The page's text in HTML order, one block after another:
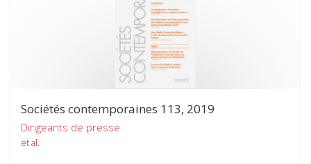
Sociétés contemporaines 113, 2019
Dirigeants de presse
et al.